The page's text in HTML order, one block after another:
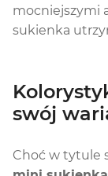
mocniejszymi
sukienka
swój
Choć w tytule